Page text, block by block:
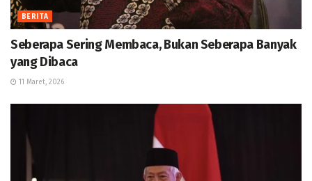
BERITA
Seberapa Sering Membaca, Bukan Seberapa Banyak
yang Dibaca
11 Maret, 2026